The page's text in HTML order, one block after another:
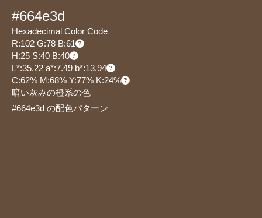
#664e3d
Hexadecimal Color Code
R:102 G:78 B:61
H:25 S:40 B:40
L*:35.22 a*:7.49 b*:13.94
C:62% M:68% Y:77% K:24%
暗い灰みの橙系の色
#664e3d の配色パターン